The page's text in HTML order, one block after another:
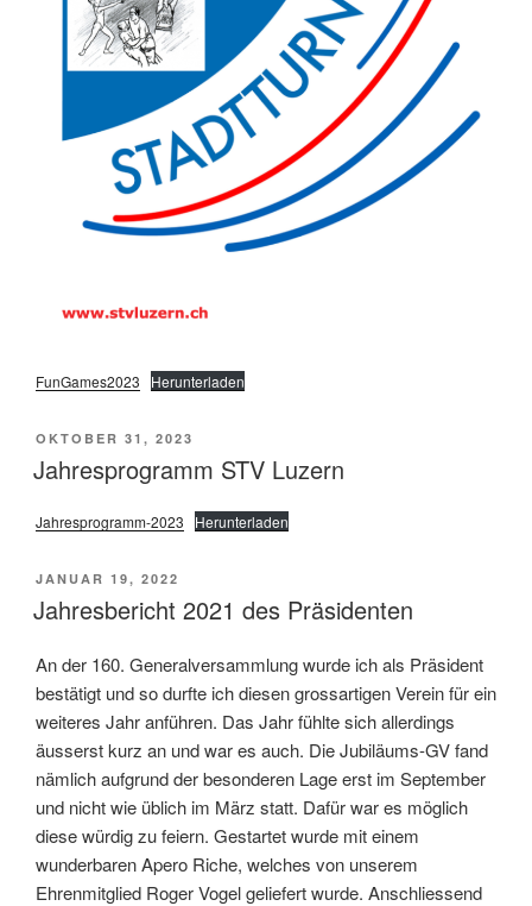
FunGames2023 Herunterladen
VERÖFFENTLICHT
AM
OKTOBER 31, 2023
Jahresprogramm STV Luzern
Jahresprogramm-2023 Herunterladen
VERÖFFENTLICHT
AM
JANUAR 19, 2022
Jahresbericht 2021 des Präsidenten
An der 160. Generalversammlung wurde ich als Präsident
bestätigt und so durfte ich diesen grossartigen Verein für ein
weiteres Jahr anführen. Das Jahr fühlte sich allerdings
äusserst kurz an und war es auch. Die Jubiläums-GV fand
nämlich aufgrund der besonderen Lage erst im September
und nicht wie üblich im März statt. Dafür war es möglich
diese würdig zu feiern. Gestartet wurde mit einem
wunderbaren Apero Riche, welches von unserem
Ehrenmitglied Roger Vogel geliefert wurde. Anschliessend